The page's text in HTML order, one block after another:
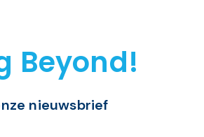
Beyond!
nieuwsbrief